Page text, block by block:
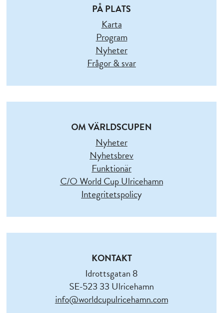
PÅ PLATS
Karta
Program
Nyheter
Frågor & svar
OM VÄRLDSCUPEN
Nyheter
Nyhetsbrev
Funktionär
C/O World Cup Ulricehamn
Integritetspolicy
KONTAKT
Idrottsgatan 8
SE-523 33 Ulricehamn
info@worldcupulricehamn.com